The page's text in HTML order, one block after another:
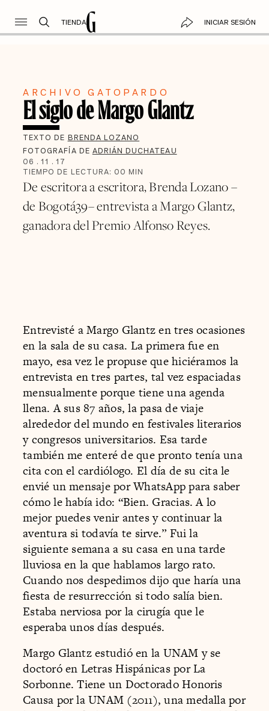
TIENDA INICIAR SESIÓN
ARCHIVO GATOPARDO
El siglo de Margo Glantz
TEXTO DE BRENDA LOZANO
FOTOGRAFÍA DE ADRIÁN DUCHATEAU
06 . 11 . 17
TIEMPO DE LECTURA: 00 MIN
De escritora a escritora, Brenda Lozano –
de Bogotá39– entrevista a Margo Glantz,
ganadora del Premio Alfonso Reyes.
Entrevisté a Margo Glantz en tres ocasiones
en la sala de su casa. La primera fue en
mayo, esa vez le propuse que hiciéramos la
entrevista en tres partes, tal vez espaciadas
mensualmente porque tiene una agenda
llena. A sus 87 años, la pasa de viaje
alrededor del mundo en festivales literarios
y congresos universitarios. Esa tarde
también me enteré de que pronto tenía una
cita con el cardiólogo. El día de su cita le
envié un mensaje por WhatsApp para saber
cómo le había ido: “Bien. Gracias. A lo
mejor puedes venir antes y continuar la
aventura si todavía te sirve.” Fui la
siguiente semana a su casa en una tarde
lluviosa en la que hablamos largo rato.
Cuando nos despedimos dijo que haría una
fiesta de resurrección si todo salía bien.
Estaba nerviosa por la cirugía que le
esperaba unos días después.
Margo Glantz estudió en la UNAM y se
doctoró en Letras Hispánicas por La
Sorbonne. Tiene un Doctorado Honoris
Causa por la UNAM (2011), una medalla por